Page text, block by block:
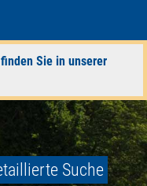
Sie in unserer
Suche